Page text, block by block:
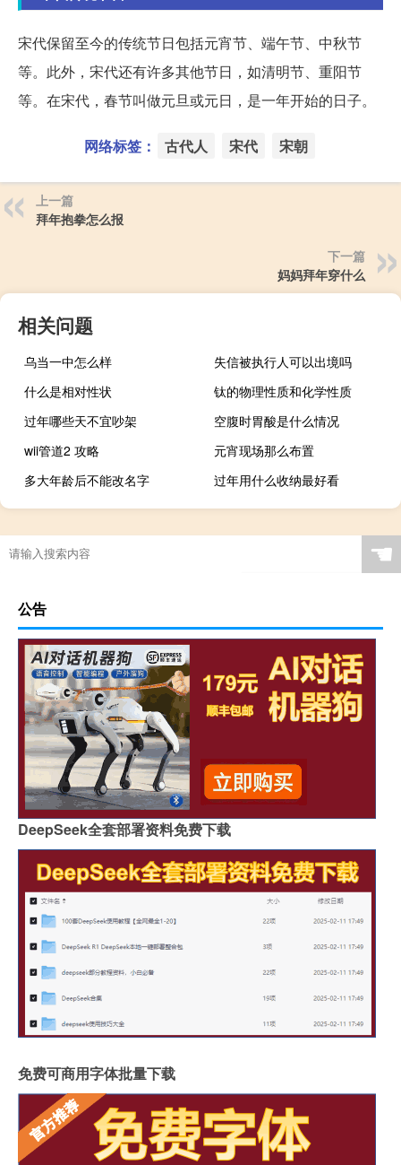
宋代保留至今的传统节日包括元宵节、端午节、中秋节
等。此外，宋代还有许多其他节日，如清明节、重阳节
等。在宋代，春节叫做元旦或元日，是一年开始的日子。
网络标签： 古代人 宋代 宋朝
上一篇
拜年抱拳怎么报
下一篇
妈妈拜年穿什么
相关问题
乌当一中怎么样
失信被执行人可以出境吗
什么是相对性状
钛的物理性质和化学性质
过年哪些天不宜吵架
空腹时胃酸是什么情况
wii管道2 攻略
元宵现场那么布置
多大年龄后不能改名字
过年用什么收纳最好看
☚
公告
DeepSeek全套部署资料免费下载
免费可商用字体批量下载